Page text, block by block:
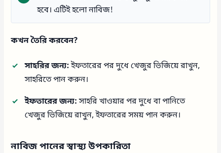
হবে। এটিই হলো নাবিজ!
কখন তৈরি করবেন?
সাহরির জন্য:ইফতারের পর দুধে খেজুর ভিজিয়ে রাখুন,
সাহরিতে পান করুন।
ইফতারের জন্য:সাহরি খাওয়ার পর দুধে বা পানিতে
খেজুর ভিজিয়ে রাখুন, ইফতারের সময় পান করুন।
নাবিজ পানের স্বাস্থ্য উপকারিতা